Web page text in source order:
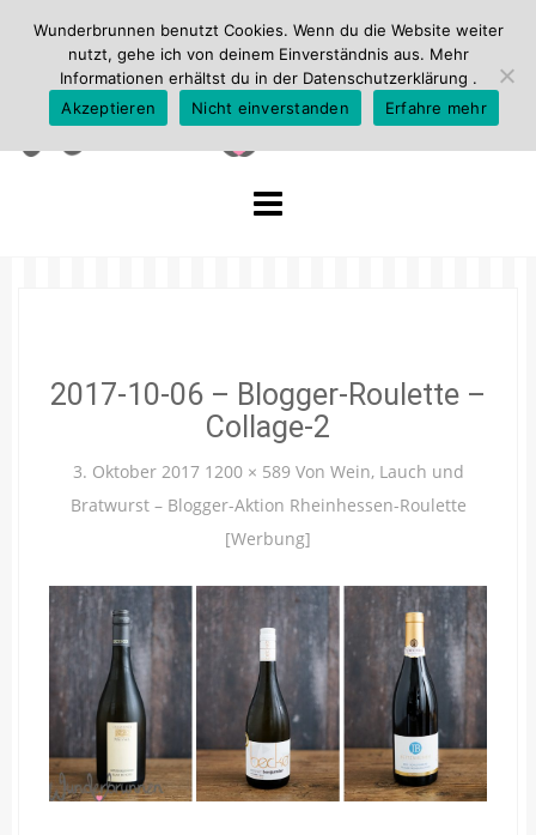
2017-10-06 – Blogger-Roulette –
Collage-2
3. Oktober 2017 1200 × 589 Von Wein, Lauch und
Bratwurst – Blogger-Aktion Rheinhessen-Roulette
[Werbung]
Wunderbrunnen benutzt Cookies. Wenn du die Website weiter
nutzt, gehe ich von deinem Einverständnis aus. Mehr
Informationen erhältst du in der Datenschutzerklärung .
Akzeptieren
Nicht einverstanden Erfahre mehr